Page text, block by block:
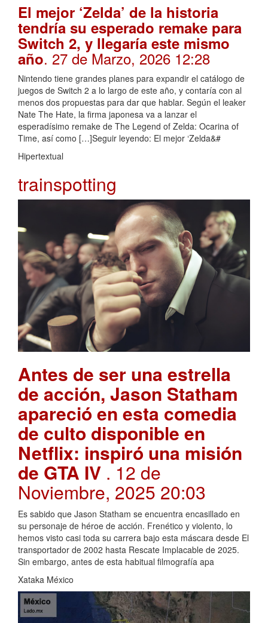
El mejor ‘Zelda’ de la historia
tendría su esperado remake para
Switch 2, y llegaría este mismo
año. 27 de Marzo, 2026 12:28
Nintendo tiene grandes planes para expandir el catálogo de
juegos de Switch 2 a lo largo de este año, y contaría con al
menos dos propuestas para dar que hablar. Según el leaker
Nate The Hate, la firma japonesa va a lanzar el
esperadísimo remake de The Legend of Zelda: Ocarina of
Time, así como […]Seguir leyendo: El mejor ‘Zelda&#
Hipertextual
trainspotting
Antes de ser una estrella
de acción, Jason Statham
apareció en esta comedia
de culto disponible en
Netflix: inspiró una misión
de GTA IV . 12 de
Noviembre, 2025 20:03
Es sabido que Jason Statham se encuentra encasillado en
su personaje de héroe de acción. Frenético y violento, lo
hemos visto casi toda su carrera bajo esta máscara desde El
transportador de 2002 hasta Rescate Implacable de 2025.
Sin embargo, antes de esta habitual filmografía apa
Xataka México